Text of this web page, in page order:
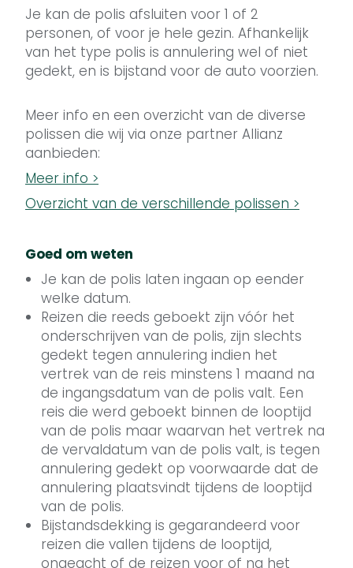
Je kan de polis afsluiten voor 1 of 2
personen, of voor je hele gezin. Afhankelijk
van het type polis is annulering wel of niet
gedekt, en is bijstand voor de auto voorzien.
Meer info en een overzicht van de diverse
polissen die wij via onze partner Allianz
aanbieden:
Meer info >
Overzicht van de verschillende polissen >
Goed om weten
Je kan de polis laten ingaan op eender
welke datum.
Reizen die reeds geboekt zijn vóór het
onderschrijven van de polis, zijn slechts
gedekt tegen annulering indien het
vertrek van de reis minstens 1 maand na
de ingangsdatum van de polis valt. Een
reis die werd geboekt binnen de looptijd
van de polis maar waarvan het vertrek na
de vervaldatum van de polis valt, is tegen
annulering gedekt op voorwaarde dat de
annulering plaatsvindt tijdens de looptijd
van de polis.
Bijstandsdekking is gegarandeerd voor
reizen die vallen tijdens de looptijd,
ongeacht of de reizen voor of na het